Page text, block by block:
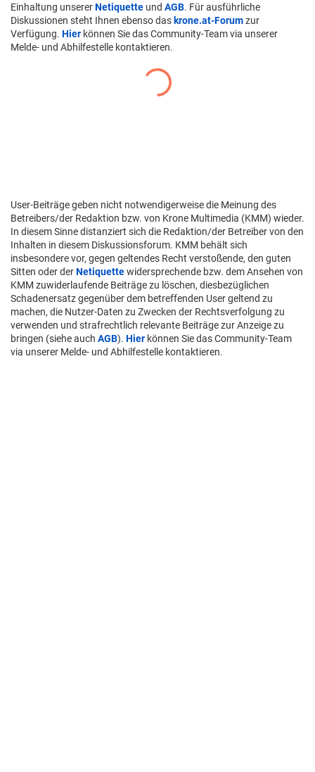
Einhaltung unsererNetiquette und AGB. Für ausführliche
Diskussionen steht Ihnen ebenso das krone.at-Forumzur
Verfügung. Hier können Sie das Community-Team via unserer
Melde- und Abhilfestelle kontaktieren.
User-Beiträge geben nicht notwendigerweise die Meinung des
Betreibers/der Redaktion bzw. von Krone Multimedia (KMM) wieder.
In diesem Sinne distanziert sich die Redaktion/der Betreiber von den
Inhalten in diesem Diskussionsforum. KMM behält sich
insbesondere vor, gegen geltendes Recht verstoßende, den guten
Sitten oder derNetiquettewidersprechende bzw. dem Ansehen von
KMM zuwiderlaufende Beiträge zu löschen, diesbezüglichen
Schadenersatz gegenüber dem betreffenden User geltend zu
machen, die Nutzer-Daten zu Zwecken der Rechtsverfolgung zu
verwenden und strafrechtlich relevante Beiträge zur Anzeige zu
bringen (siehe auch AGB). Hier können Sie das Community-Team
via unserer Melde- und Abhilfestelle kontaktieren.